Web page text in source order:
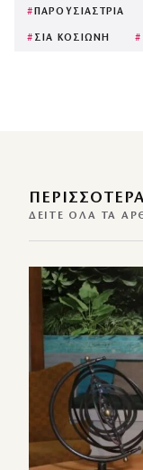
# ΠΑΡΟΥΣΙΑΣΤΡΙΑ
# ΣΙΑ ΚΟΣΙΩΝΗ #
ΔΕΊΤΕ ΌΛΑ ΤΑ